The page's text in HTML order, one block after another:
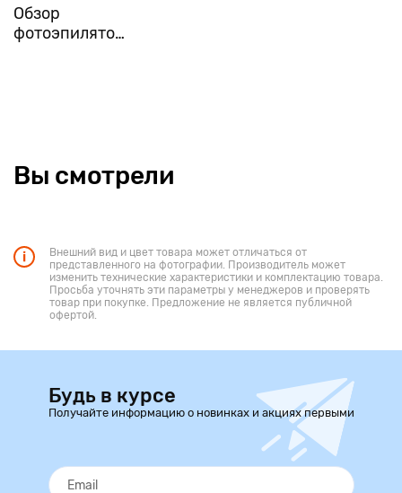
Обзор
фотоэпилятора
Вы смотрели
Внешний вид и цвет товара может отличаться от
представленного на фотографии. Производитель может
изменить технические характеристики и комплектацию товара.
Просьба уточнять эти параметры у менеджеров и проверять
товар при покупке. Предложение не является публичной
офертой.
Будь в курсе
Получайте информацию о новинках и акциях первыми